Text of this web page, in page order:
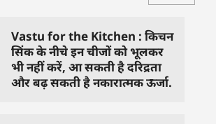
Vastu for the Kitchen : किचन
सिंक के नीचे इन चीजों को भूलकर
भी नहीं करें, आ सकती है दरिद्रता
और बढ़ सकती है नकारात्मक ऊर्जा.